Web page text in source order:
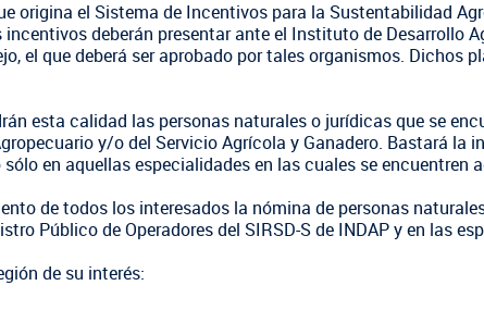
Biobío
Araucanía
BIBLIOTECA
origina el Sistema de Incentivos para la Sustentabilidad
deberán presentar ante el Instituto de Desarrollo
el que deberá ser aprobado por tales organismos. Dichos
esta calidad las personas naturales o jurídicas que se
y/o del Servicio Agrícola y Ganadero. Bastará la
en aquellas especialidades en las cuales se encuentren
de todos los interesados la nómina de personas
Público de Operadores del SIRSD-S de INDAP y en las
de su interés: